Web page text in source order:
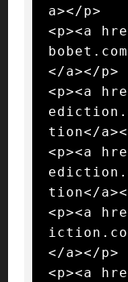
a></p>
<p><a
</a></p>
<p><a
tion</
<p><a
tion</
<p><a
</a></p>
<p><a